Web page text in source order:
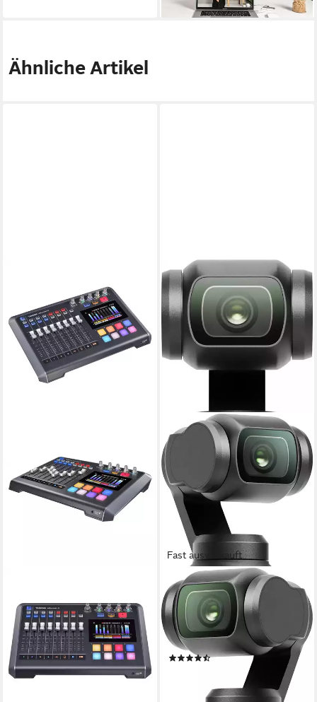
Ähnliche Artikel
Station Digitales
Aufnahmegerät (Podcast-
Aufnahmemischpult)
455,00 € UVP536,00 €
16,32 €mtl. in 36 Raten
Fast ausverkauft
DJI
Osmo Pocket 3 Camcorder
4K Ultra HD Auflösung Video
2 umklappbar Monitor
microSD Speicherformat
(29)
mtl. in 48 Raten
lieferbar - in 2-3 Werktagen bei dir